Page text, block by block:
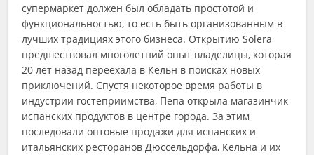
супермаркет должен был обладать простотой и
функциональностью, то есть быть организованным в
лучших традициях этого бизнеса. Открытию Solera
предшествовал многолетний опыт владелицы, которая
20 лет назад переехала в Кельн в поисках новых
приключений. Спустя некоторое время работы в
индустрии гостеприимства, Пепа открыла магазинчик
испанских продуктов в центре города. За этим
последовали оптовые продажи для испанских и
итальянских ресторанов Дюссельдорфа, Кельна и их